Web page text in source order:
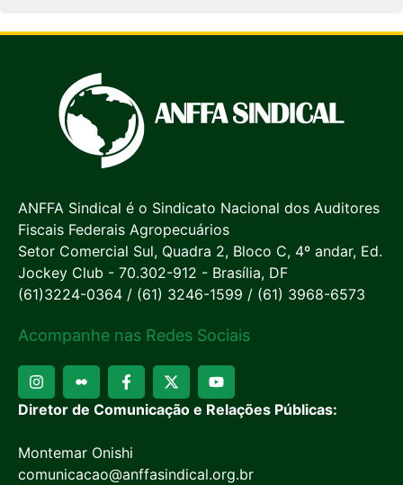
ANFFA Sindical é o Sindicato Nacional dos Auditores
Fiscais Federais Agropecuários
Setor Comercial Sul, Quadra 2, Bloco C, 4º andar, Ed.
Jockey Club - 70.302-912 - Brasília, DF
(61)3224-0364 / (61) 3246-1599 / (61) 3968-6573
Acompanhe nas Redes Sociais
Diretor de Comunicação e Relações Públicas:
Montemar Onishi
comunicacao@anffasindical.org.br